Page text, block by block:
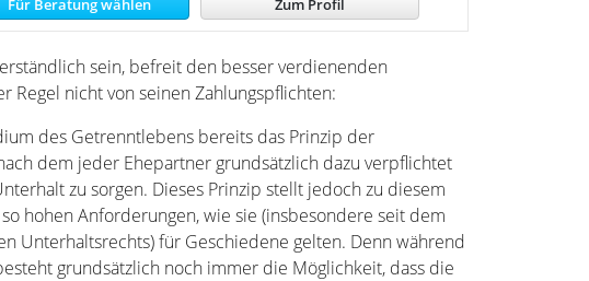
Für Beratung wählen Zum Profil
sein, befreit den besser verdienenden
Regel nicht von seinen Zahlungspflichten:
des Getrenntlebens bereits das Prinzip der
dem jeder Ehepartner grundsätzlich dazu verpflichtet
zu sorgen. Dieses Prinzip stellt jedoch zu diesem
hohen Anforderungen, wie sie (insbesondere seit dem
Unterhaltsrechts) für Geschiedene gelten. Denn während
grundsätzlich noch immer die Möglichkeit, dass die